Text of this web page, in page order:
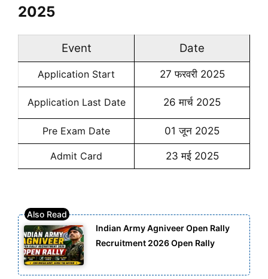
2025
Event Date
Application Start 27 फरवरी 2025
Application Last Date 26 मार्च 2025
Pre Exam Date 01 जून 2025
Admit Card 23 मई 2025
Indian Army Agniveer Open Rally
Recruitment 2026 Open Rally